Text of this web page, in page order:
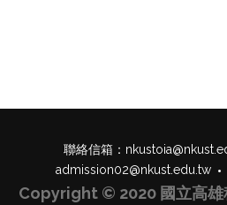
聯絡信箱：
admission02@nkust.edu.tw
Copyright © 2020 國立高雄